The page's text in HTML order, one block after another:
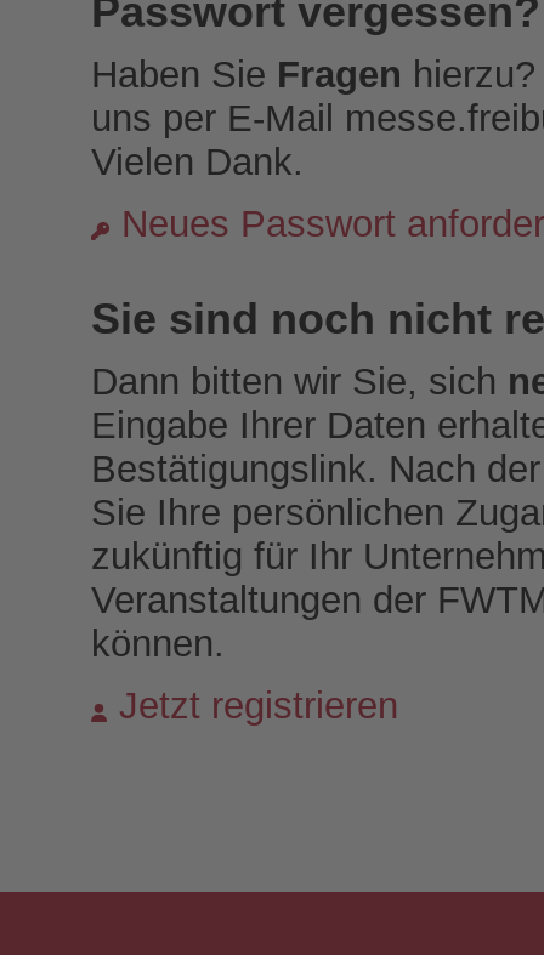
Passwort vergessen?
Haben Sie Fragen
uns per E-Mail
Vielen Dank.
Neues Passwort
Sie sind noch nicht
Dann bitten wir Sie, sich
Eingabe Ihrer Daten
Bestätigungslink. Nach
Sie Ihre persönlichen
zukünftig für Ihr
Veranstaltungen der
können.
Jetzt registrieren